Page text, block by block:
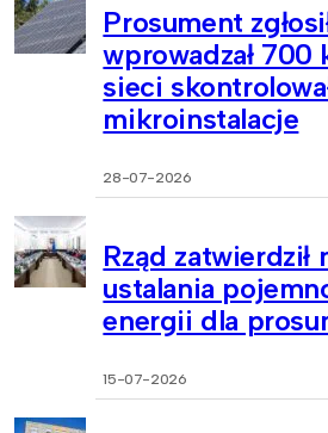
Prosument
wprowadzał 700
sieci
mikroinstalacje
28-07-2026
Rząd zatwierdził
ustalania
energii dla
15-07-2026